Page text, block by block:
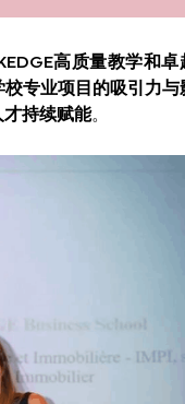
高质量教学和卓
专业项目的吸引力与
才持续赋能。